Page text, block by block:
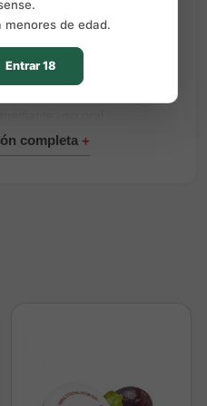
Exclusive Fresa y Tarta de
buscan una experiencia
producto de la marca
fresa con un perfil dulce
una liberación
menores de edad.
Entrar 18